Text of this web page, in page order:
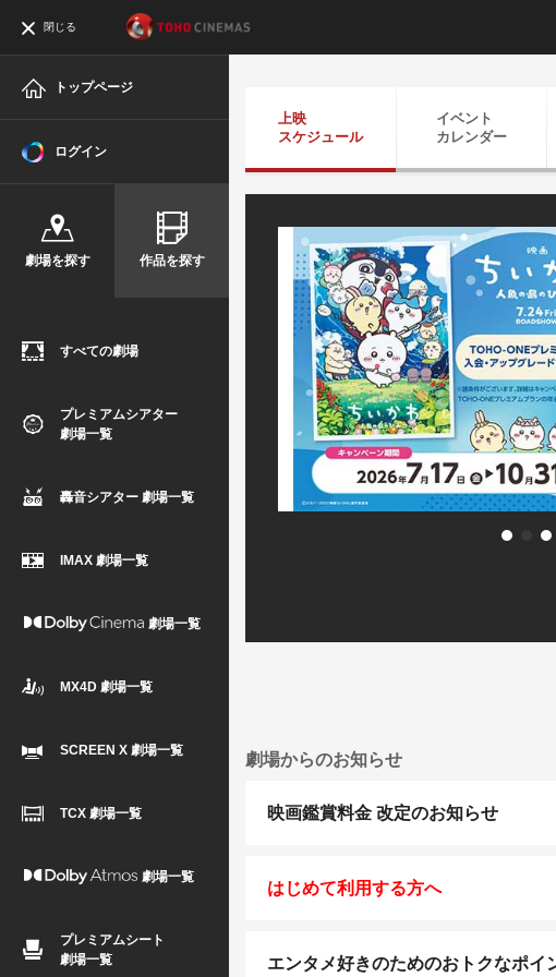
閉じる
トップページ
ログイン
劇場を探す 作品を探す
すべての劇場
プレミアムシアター
劇場一覧
轟音シアター 劇場一覧
IMAX 劇場一覧
劇場一覧
MX4D 劇場一覧
SCREEN X 劇場一覧
TCX 劇場一覧
劇場一覧
プレミアムシート
劇場一覧
上映
スケジュール
イベント
カレンダー
劇場からのお知らせ
映画鑑賞料金 改定のお知らせ
はじめて利用する方へ
エンタメ好きのためのおトクなポイ